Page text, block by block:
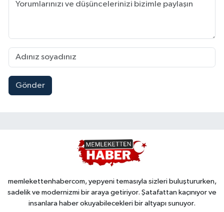
Gönder
memlekettenhabercom, yepyeni temasıyla sizleri buluştururken,
sadelik ve modernizmi bir araya getiriyor. Şatafattan kaçınıyor ve
insanlara haber okuyabilecekleri bir altyapı sunuyor.